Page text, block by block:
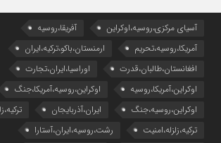
آسیای مرکزی،روسیه،اوکراین
آفریقا،روسیه
آمریکا،روسیه،تحریم
ارمنستان،باکو،ترکیه،ایران
افغانستان،طالبان،قدرت
اوراسیا،ایران،تجارت
اوکراین،آمریکا،روسیه
اوکراین،روسیه،آمریکا،جنگ
اوکراین،روسیه،جنگ
ایران،آذربایجان
ترکیه،زلزله،امنیت
رشت،روسیه،ایران،آستارا